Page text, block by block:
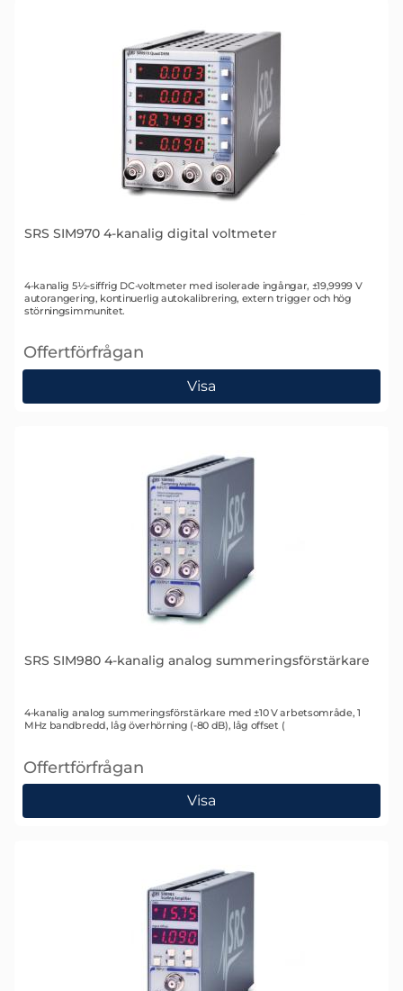
SRS SIM970 4-kanalig digital voltmeter
Art. nr 1429
4-kanalig 5½-siffrig DC-voltmeter med isolerade ingångar, ±19,9999 V
autorangering, kontinuerlig autokalibrering, extern trigger och hög
störningsimmunitet.
Offertförfrågan
, SRS SIM970 4-kanalig digital voltmeter
Visa
SRS SIM980 4-kanalig analog summeringsförstärkare
Art. nr 1430
4-kanalig analog summeringsförstärkare med ±10 V arbetsområde, 1
MHz bandbredd, låg överhörning (-80 dB), låg offset (
Offertförfrågan
, SRS SIM980 4-kanalig analog
Visa